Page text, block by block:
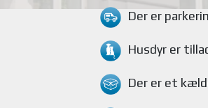
Der er
Husdyr er
Der er et